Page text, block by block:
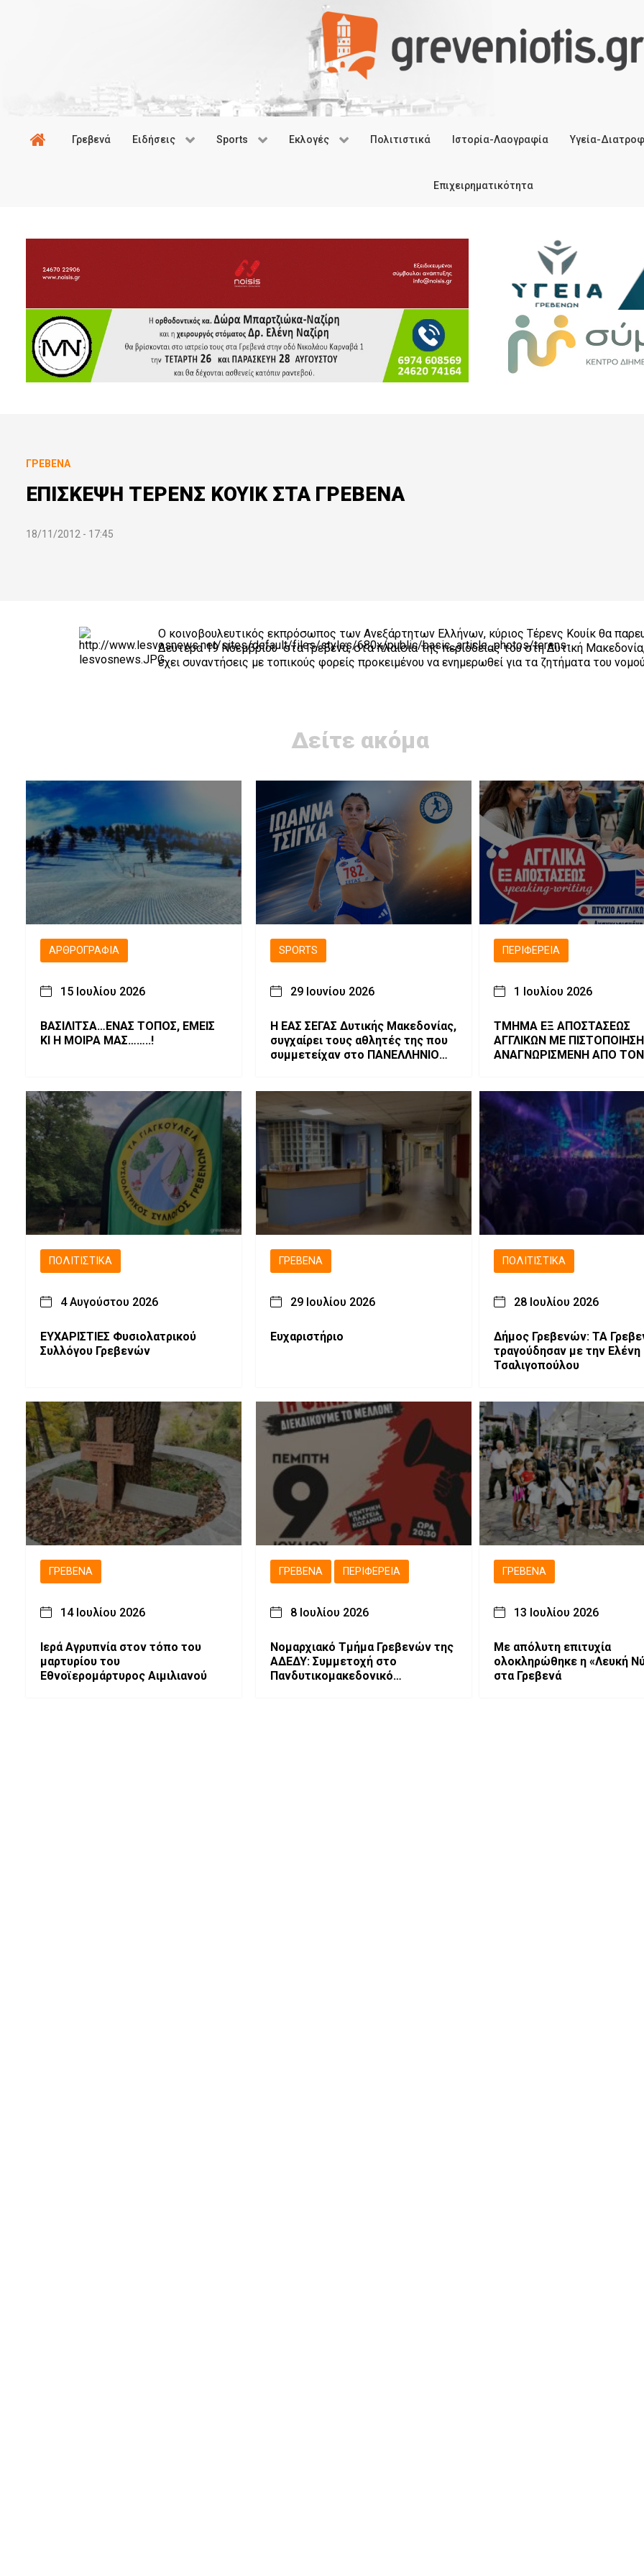
Γρεβενά Ειδήσεις Sports Εκλογές Πολιτιστικά Ιστορία-Λαογραφία Υγεία-
Επιχειρηματικότητα
ΓΡΕΒΕΝΆ
ΕΠΙΣΚΕΨΗ ΤΕΡΕΝΣ ΚΟΥΙΚ ΣΤΑ ΓΡΕΒΕΝΑ
18/11/2012 - 17:45
Ο κοινοβουλευτικός εκπρόσωπος των Ανεξάρτητων Ελλήνων, κύριος Τέρενς Κουίκ θα
Δευτέρα 19 Νοεμβρίου στα Γρεβενά, στα πλαίσια της περιοδείας του στη Δυτική
έχει συναντήσεις με τοπικούς φορείς προκειμένου να ενημερωθεί για τα ζητήματα του
Δείτε ακόμα
ΑΡΘΡΟΓΡΑΦΊΑ
15 Ιουλίου 2026
ΒΑΣΙΛΙΤΣΑ…ΕΝΑΣ ΤΟΠΟΣ, ΕΜΕΙΣ
ΚΙ Η ΜΟΙΡΑ ΜΑΣ……..!
SPORTS
29 Ιουνίου 2026
Η ΕΑΣ ΣΕΓΑΣ Δυτικής Μακεδονίας,
συγχαίρει τους αθλητές της που
συμμετείχαν στο ΠΑΝΕΛΛΗΝΙΟ
ΠΕΡΙΦΈΡΕΙΑ
1 Ιουλίου 2026
ΤΜΗΜΑ ΕΞ ΑΠΟΣΤΑΣΕΩΣ
ΑΓΓΛΙΚΩΝ ΜΕ ΠΙΣΤΟΠΟΙΗΣΗ
ΑΝΑΓΝΩΡΙΣΜΕΝΗ ΑΠΟ
ΠΟΛΙΤΙΣΤΙΚΆ
4 Αυγούστου 2026
ΕΥΧΑΡΙΣΤΙΕΣ Φυσιολατρικού
Συλλόγου Γρεβενών
ΓΡΕΒΕΝΆ
29 Ιουλίου 2026
Ευχαριστήριο
ΠΟΛΙΤΙΣΤΙΚΆ
28 Ιουλίου 2026
Δήμος Γρεβενών: ΤΑ
τραγούδησαν με την Ελένη
Τσαλιγοπούλου
ΓΡΕΒΕΝΆ
14 Ιουλίου 2026
Ιερά Αγρυπνία στον τόπο του
μαρτυρίου του
Εθνοϊερομάρτυρος Αιμιλιανού
ΓΡΕΒΕΝΆ ΠΕΡΙΦΈΡΕΙΑ
8 Ιουλίου 2026
Νομαρχιακό Τμήμα Γρεβενών της
ΑΔΕΔΥ: Συμμετοχή στο
Πανδυτικομακεδονικό
ΓΡΕΒΕΝΆ
13 Ιουλίου 2026
Με απόλυτη επιτυχία
ολοκληρώθηκε η «Λευκή
στα Γρεβενά